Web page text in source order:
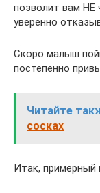
позволит вам НЕ
уверенно
Скоро малыш
постепенно
Читайте
сосках
Итак, примерный